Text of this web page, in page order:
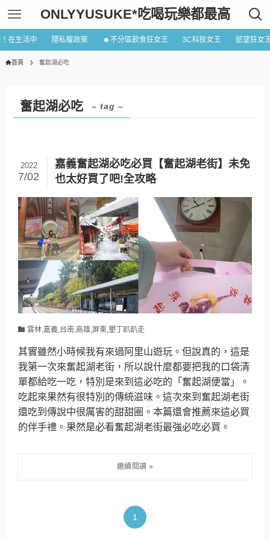
ONLYYUSUKE*吃喝玩樂都最高
在生活中 隱私權政策 ☻不分區飲食狂女王 3C科技女王 慾望狂女
首頁 奮起湖必吃
奮起湖必吃 – tag –
嘉義奮起湖必吃必買【奮起湖老街】未免
也太好買了吧!全攻略
2022
7/02
雲林,嘉義,台南,高雄,屏東,墾丁趴趴走
其實雖然小時候我有來過阿里山遊玩。但說真的，這是
我第一次來奮起湖老街，所以說什麼都要把我的口袋清
單都給吃一吃，特別是來到這必吃的「奮起湖便當」。
吃起來果然有很特別的傳統滋味。這次來到奮起湖老街
還吃到傳說中很厲害的甜甜圈。本篇還會推薦來這必買
的伴手禮。果然是必看奮起湖老街最強必吃必買。
1